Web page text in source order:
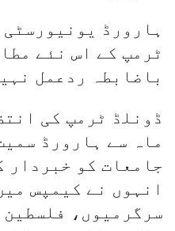
ہارورڈ
ٹرمپ کے اس نئے
باضابطہ ردعمل
ڈونلڈ ٹرمپ کی
ماہ سے ہارورڈ
جامعات کو خبردار
انہوں نے کیمپس
سرگرمیوں،